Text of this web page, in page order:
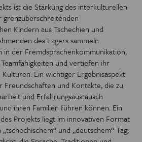
ist die Stärkung des interkulturellen
grenzüberschreitenden
Kindern aus Tschechien und
des Lagers sammeln
in der Fremdsprachenkommunikation,
und vertiefen ihr
Ein wichtiger Ergebnisaspekt
Freundschaften und Kontakte, die zu
und Erfahrungsaustausch
ihren Familien führen können. Ein
Projekts liegt im innovativen Format
und „deutschem“ Tag,